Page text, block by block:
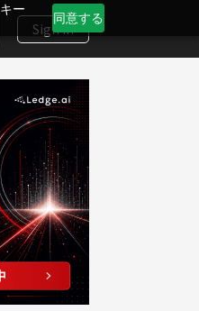
ー
同意する
Sign In